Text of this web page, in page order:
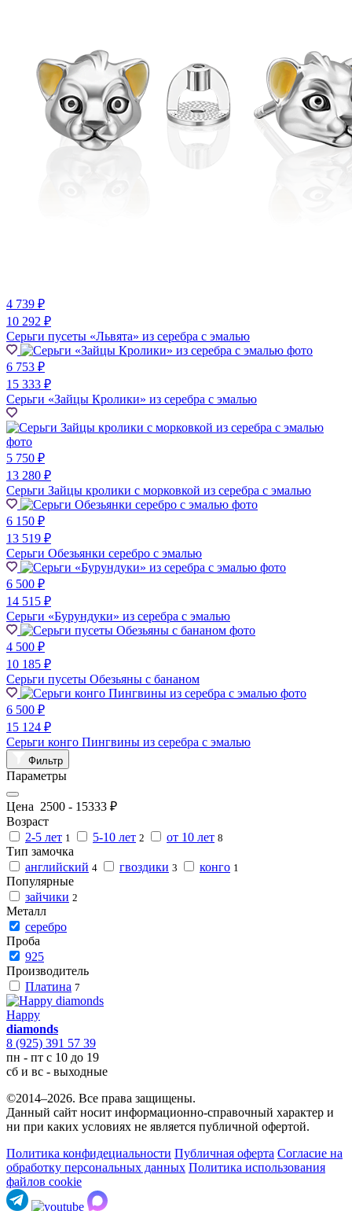
4 739 ₽
10 292 ₽
Серьги пусеты «Львята» из серебра с эмалью
6 753 ₽
15 333 ₽
Серьги «Зайцы Кролики» из серебра с эмалью
5 750 ₽
13 280 ₽
Серьги Зайцы кролики с морковкой из серебра с эмалью
6 150 ₽
13 519 ₽
Серьги Обезьянки серебро с эмалью
6 500 ₽
14 515 ₽
Серьги «Бурундуки» из серебра с эмалью
4 500 ₽
10 185 ₽
Серьги пусеты Обезьяны с бананом
6 500 ₽
15 124 ₽
Серьги конго Пингвины из серебра с эмалью
Фильтр
Параметры
Цена 2500 - 15333 ₽
Возраст
2-5 лет 1 5-10 лет 2 от 10 лет 8
Тип замочка
английский 4 гвоздики 3 конго 1
Популярные
зайчики 2
Металл
серебро
Проба
925
Производитель
Платина 7
Happy
diamonds
8 (925) 391 57 39
пн - пт с 10 до 19
сб и вс - выходные
©2014–2026. Все права защищены.
Данный сайт носит информационно-справочный характер и
ни при каких условиях не является публичной офертой.
Политика конфидециальности Публичная оферта Согласие на
обработку персональных данных Политика использования
файлов cookie